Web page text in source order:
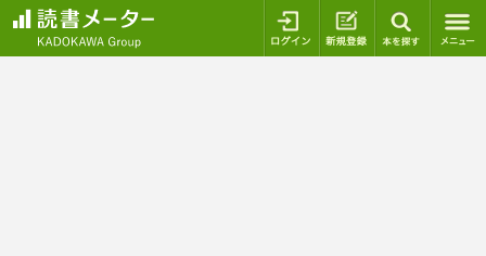
ログイン 新規登録